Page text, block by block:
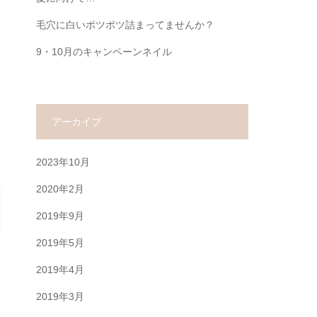
毛穴に白いポツポツ詰まってませんか？
9・10月のキャンペーンネイル
アーカイブ
2023年10月
2020年2月
2019年9月
2019年5月
2019年4月
2019年3月